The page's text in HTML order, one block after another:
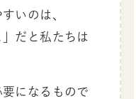
いのは、
」だと私たちは
要になるもので